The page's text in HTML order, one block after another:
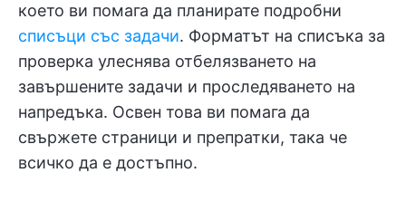
което ви помага да планирате подробни
списъци със задачи. Форматът на списъка за
проверка улеснява отбелязването на
завършените задачи и проследяването на
напредъка. Освен това ви помага да
свържете страници и препратки, така че
всичко да е достъпно.